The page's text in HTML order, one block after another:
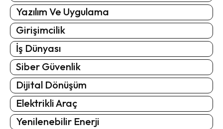
Yazılım Ve Uygulama
Girişimcilik
İş Dünyası
Siber Güvenlik
Dijital Dönüşüm
Elektrikli Araç
Yenilenebilir Enerji